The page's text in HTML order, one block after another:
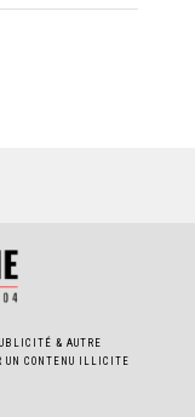
& AUTRE
UN CONTENU ILLICITE